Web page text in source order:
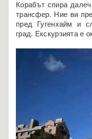
Корабът спира
трансфер. Ние ви
пред Гугенхайм и
град. Екскурзията е